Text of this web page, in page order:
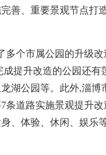
善、重要景观节点打
个市属公园的升级改
提升改造的公园还有
湖公园等。此外,淄
条道路实施景观提升
、体验、休闲、娱乐